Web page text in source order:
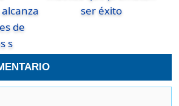
de
s
ser éxito